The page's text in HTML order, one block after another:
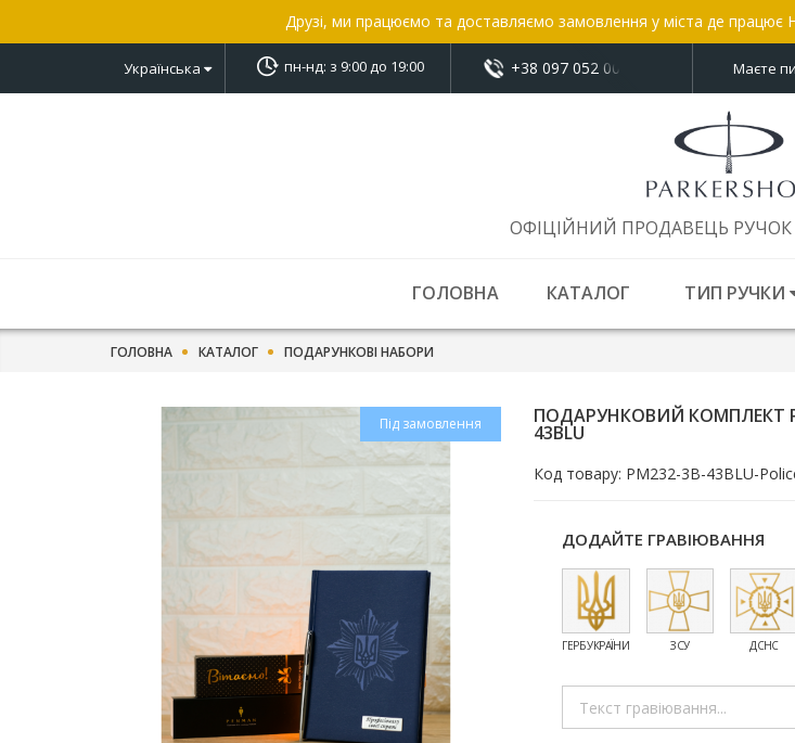
Друзі, ми працюємо та доставляємо замовлення у міста де
Українська пн-нд: з 9:00 до 19:00 +38 097 052 00 52
показати номер Маєте
ОФІЦІЙНИЙ ПРОДАВЕЦЬ РУЧОК
ГОЛОВНА КАТАЛОГ ТИП РУЧКИ
ГОЛОВНА КАТАЛОГ ПОДАРУНКОВІ НАБОРИ
Під замовлення ПОДАРУНКОВИЙ КОМПЛЕКТ
43BLU
Код товару: PM232-3B-43BLU-
ДОДАЙТЕ ГРАВІЮВАННЯ
ГЕРБ УКРАЇНИ ЗСУ ДСНС